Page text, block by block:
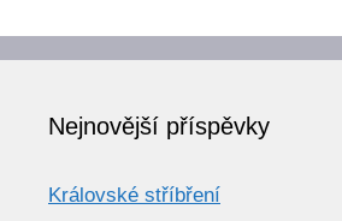
Nejnovější příspěvky
Královské stříbření